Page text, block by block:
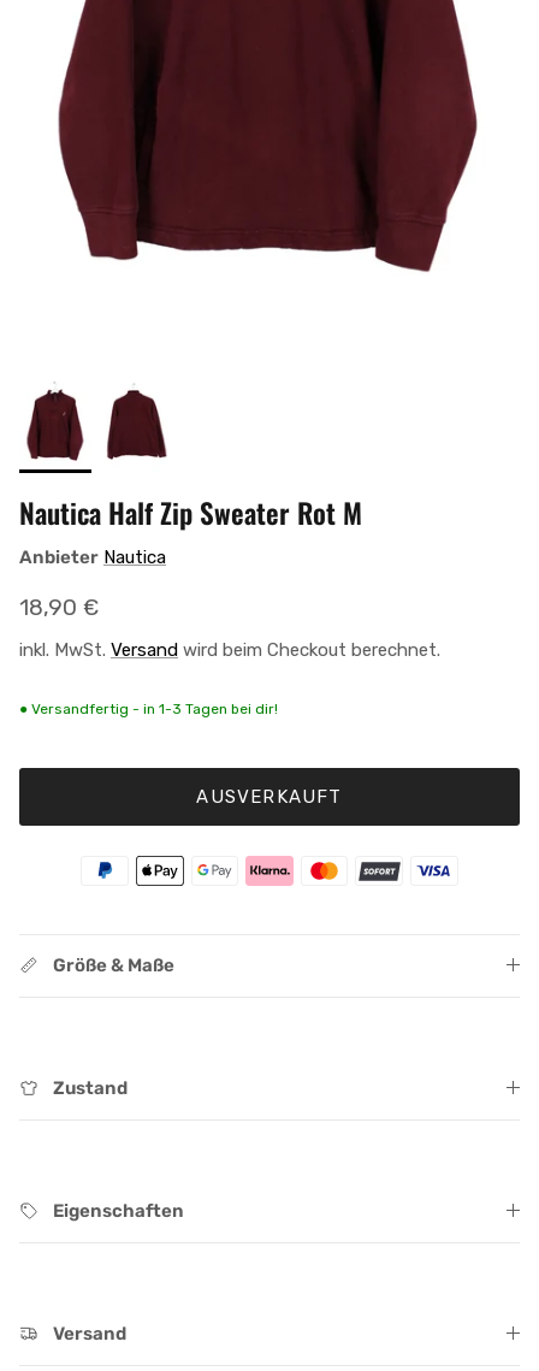
Nautica Half Zip Sweater Rot M
Anbieter Nautica
Normaler Preis
18,90 €
inkl. MwSt. Versand wird beim Checkout berechnet.
● Versandfertig - in 1-3 Tagen bei dir!
AUSVERKAUFT
Größe & Maße
Zustand
Eigenschaften
Versand